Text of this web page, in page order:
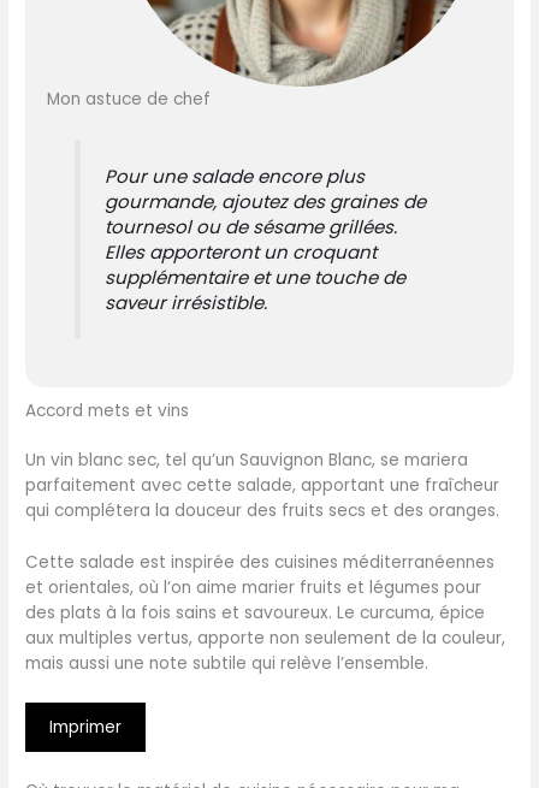
Mon astuce de chef
Pour une salade encore plus
gourmande, ajoutez des graines de
tournesol ou de sésame grillées.
Elles apporteront un croquant
supplémentaire et une touche de
saveur irrésistible.
Accord mets et vins
Un vin blanc sec, tel qu’un Sauvignon Blanc, se mariera
parfaitement avec cette salade, apportant une fraîcheur
qui complétera la douceur des fruits secs et des oranges.
Cette salade est inspirée des cuisines méditerranéennes
et orientales, où l’on aime marier fruits et légumes pour
des plats à la fois sains et savoureux. Le curcuma, épice
aux multiples vertus, apporte non seulement de la couleur,
mais aussi une note subtile qui relève l’ensemble.
Imprimer